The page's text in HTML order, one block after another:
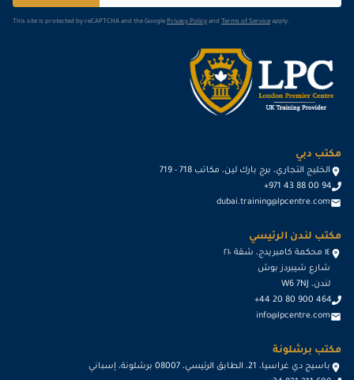
This site is protected by reCAPTCHA and the GooglePrivacy Policy andTerms of Serviceapply.
مكتب دبي
الخليج التجاري، برج بارك لين، مكاتب 718 - 719
+971 43 88 00 94
dubai.training@lpcentre.com
مكتب لندن الرئيسي
١٤ محكمة كامبريدج، شقة ٢١٠
شارع شيبردز بوش
لندن، W6 7NJ
+44 20 80 900 464
info@lpcentre.com
مكتب برشلونة
باسيج دي غراسيا، 21، الطابق الرئيسي، 08007 برشلونة، إسباني